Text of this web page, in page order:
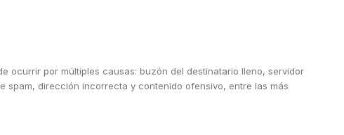
ocurrir por múltiples causas: buzón del destinatario lleno, servidor
spam, dirección incorrecta y contenido ofensivo, entre las más